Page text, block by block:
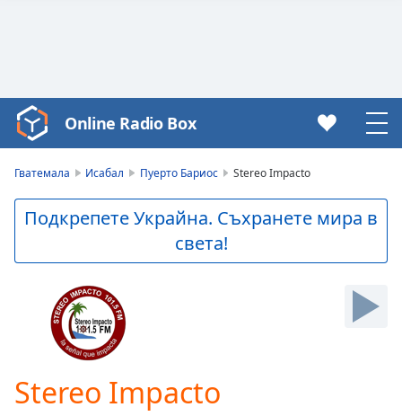
Video
Player
Play
Video
Skip
Online Radio Box
Гватемала Исабал Пуерто Бариос Stereo Impacto
Подкрепете Украйна. Съхранете мира в
света!
Stereo Impacto